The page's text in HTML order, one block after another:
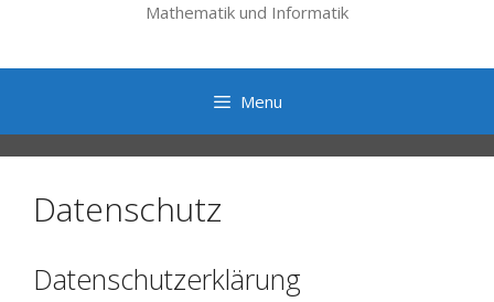
Mathematik und Informatik
Menu
Datenschutz
Datenschutzerklärung